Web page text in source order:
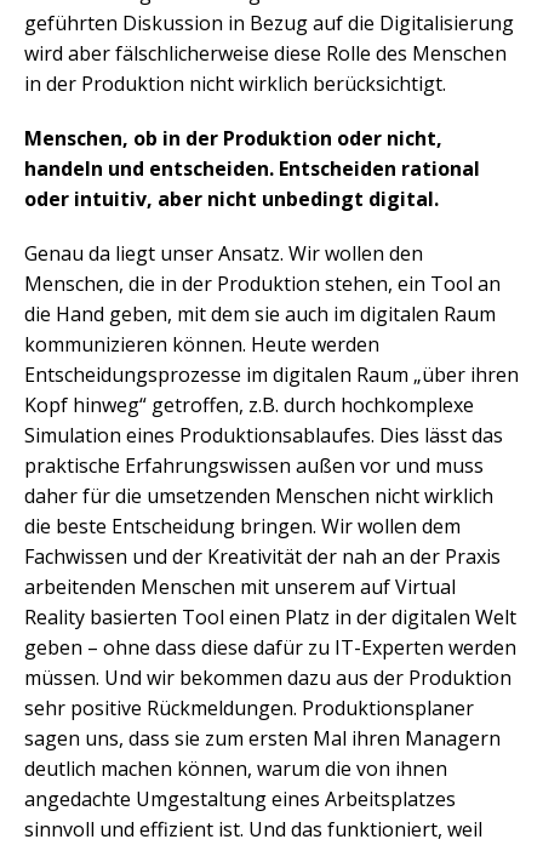
geführten Diskussion in Bezug auf die Digitalisierung
wird aber fälschlicherweise diese Rolle des Menschen
in der Produktion nicht wirklich berücksichtigt.
Menschen, ob in der Produktion oder nicht,
handeln und entscheiden. Entscheiden rational
oder intuitiv, aber nicht unbedingt digital.
Genau da liegt unser Ansatz. Wir wollen den
Menschen, die in der Produktion stehen, ein Tool an
die Hand geben, mit dem sie auch im digitalen Raum
kommunizieren können. Heute werden
Entscheidungsprozesse im digitalen Raum „über ihren
Kopf hinweg“ getroffen, z.B. durch hochkomplexe
Simulation eines Produktionsablaufes. Dies lässt das
praktische Erfahrungswissen außen vor und muss
daher für die umsetzenden Menschen nicht wirklich
die beste Entscheidung bringen. Wir wollen dem
Fachwissen und der Kreativität der nah an der Praxis
arbeitenden Menschen mit unserem auf Virtual
Reality basierten Tool einen Platz in der digitalen Welt
geben – ohne dass diese dafür zu IT-Experten werden
müssen. Und wir bekommen dazu aus der Produktion
sehr positive Rückmeldungen. Produktionsplaner
sagen uns, dass sie zum ersten Mal ihren Managern
deutlich machen können, warum die von ihnen
angedachte Umgestaltung eines Arbeitsplatzes
sinnvoll und effizient ist. Und das funktioniert, weil